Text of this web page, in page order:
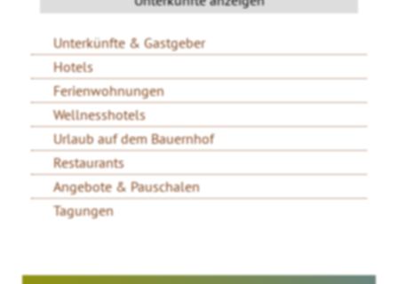
Unterkünfte & Gastgeber
Hotels
Ferienwohnungen
Wellnesshotels
Urlaub auf dem Bauernhof
Restaurants
Angebote & Pauschalen
Tagungen